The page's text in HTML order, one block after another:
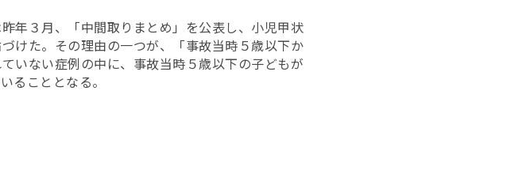
年３月、「中間取りまとめ」を公表し、小児甲状
けた。その理由の一つが、「事故当時５歳以下か
いない症例の中に、事故当時５歳以下の子どもが
ることとなる。